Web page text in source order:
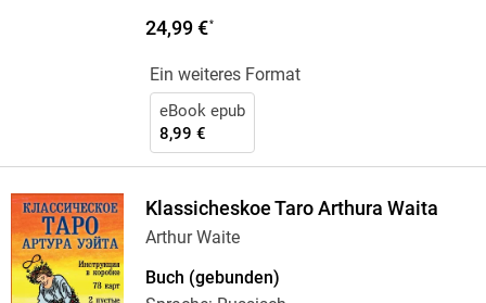
24,99 €*
Ein weiteres Format
eBook epub
8,99 €
Klassicheskoe Taro Arthura Waita
Arthur Waite
Buch (gebunden)